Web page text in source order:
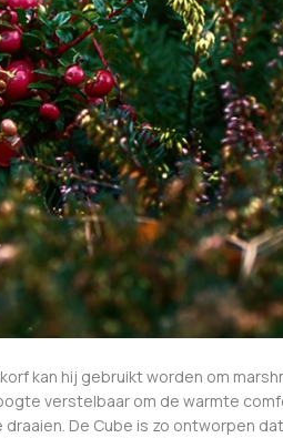
kan hij gebruikt worden om
verstelbaar om de warmte
De Cube is zo ontworpen